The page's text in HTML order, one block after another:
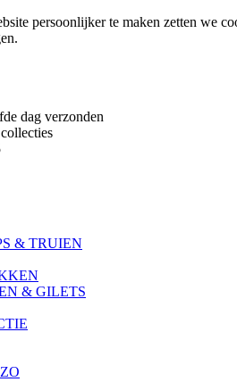
persoonlijker te maken zetten we
dag verzonden
& TRUIEN
& GILETS